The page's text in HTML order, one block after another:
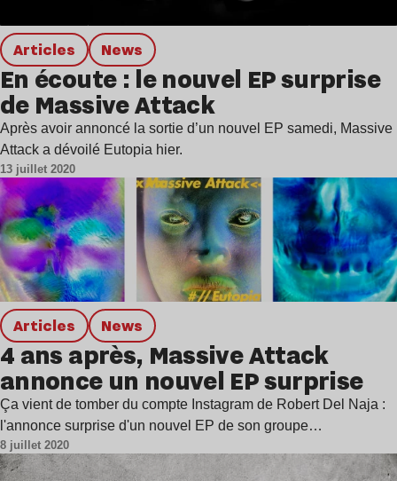
Articles news
En écoute : le nouvel EP surprise
de Massive Attack
Après avoir annoncé la sortie d’un nouvel EP samedi, Massive
Attack a dévoilé Eutopia hier.
13 juillet 2020
Articles news
4 ans après, Massive Attack
annonce un nouvel EP surprise
Ça vient de tomber du compte Instagram de Robert Del Naja :
l'annonce surprise d'un nouvel EP de son groupe…
8 juillet 2020